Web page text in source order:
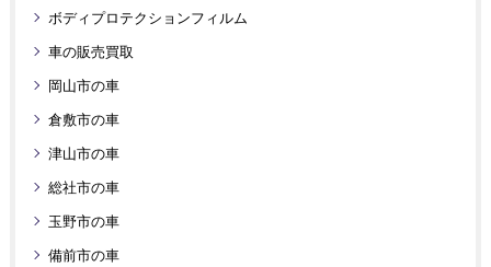
ボディプロテクションフィルム
車の販売買取
岡山市の車
倉敷市の車
津山市の車
総社市の車
玉野市の車
備前市の車